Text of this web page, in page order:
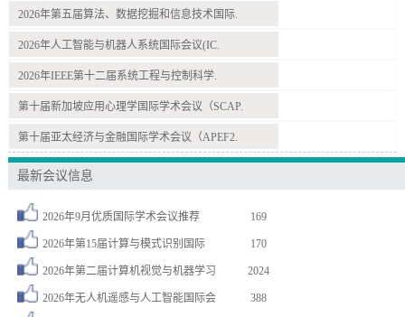
2026年第五届算法、数据挖掘和信息技术国际.
2026年人工智能与机器人系统国际会议(IC.
2026年IEEE第十二届系统工程与控制科学.
第十届新加坡应用心理学国际学术会议（SCAP.
第十届亚太经济与金融国际学术会议（APEF2.
最新会议信息
2026年9月优质国际学术会议推荐 169
2026年第15届计算与模式识别国际 170
2026年第二届计算机视觉与机器学习 2024
2026年无人机遥感与人工智能国际会 388